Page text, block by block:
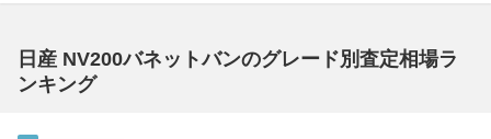
日産 NV200バネットバンのグレード別査定相場ラ
ンキング